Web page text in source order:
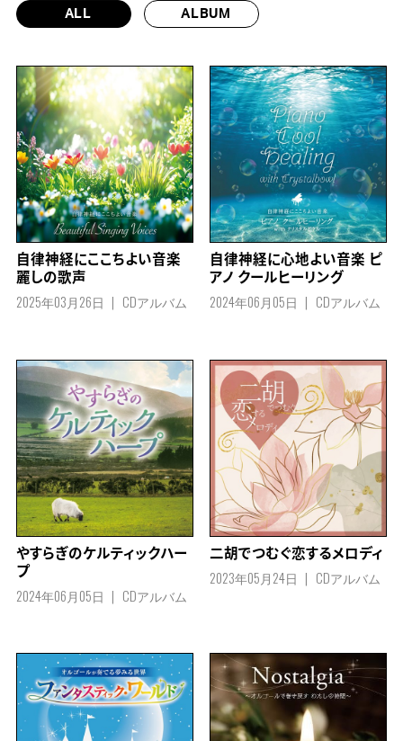
ALL ALBUM
自律神経にここちよい音楽
麗しの歌声
2025年03月26日 CDアルバム
自律神経に心地よい音楽 ピ
アノ クールヒーリング
2024年06月05日 CDアルバム
やすらぎのケルティックハー
プ
2024年06月05日 CDアルバム
二胡でつむぐ恋するメロディ
2023年05月24日 CDアルバム